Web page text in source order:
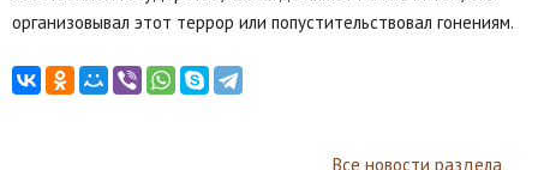
организовывал этот террор или попустительствовал гонениям.
Все новости раздела